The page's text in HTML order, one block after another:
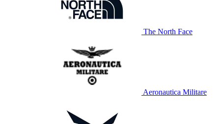
The North Face
Aeronautica Militare